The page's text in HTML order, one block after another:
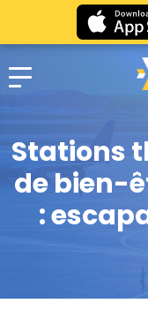
Stations
de bien-
: